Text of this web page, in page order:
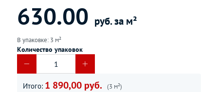
630.00 руб. за м²
В упаковке: 3 м²
Количество упаковок
Итого: 1 890,00 руб. (3 м²)